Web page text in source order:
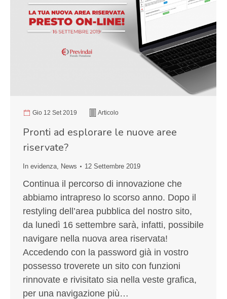
Gio 12 Set 2019 Articolo
Pronti ad esplorare le nuove aree
riservate?
In evidenza, News 12 Settembre 2019
Continua il percorso di innovazione che
abbiamo intrapreso lo scorso anno. Dopo il
restyling dell’area pubblica del nostro sito,
da lunedì 16 settembre sarà, infatti, possibile
navigare nella nuova area riservata!
Accedendo con la password già in vostro
possesso troverete un sito con funzioni
rinnovate e rivisitato sia nella veste grafica,
per una navigazione più…